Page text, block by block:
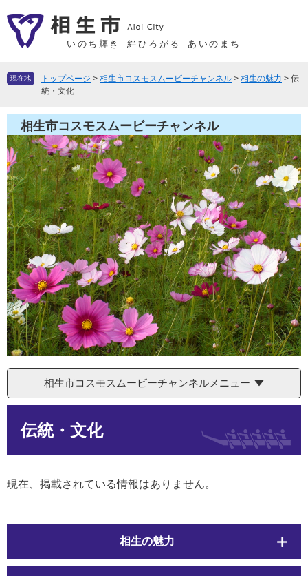
ー
先
。
ニ
を
て
本
文
へ
いのち輝き 絆ひろがる あいのまち
現在地 トップページ > 相生市コスモスムービーチャンネル > 相生の魅力 > 伝
統・文化
相生市コスモスムービーチャンネル
相生市コスモスムービーチャンネルメニュー
伝統・文化
現在、掲載されている情報はありません。
相生の魅力